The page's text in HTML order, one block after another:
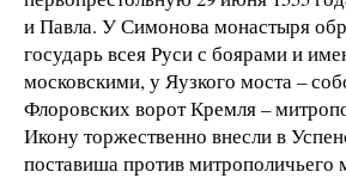
и Павла. У Симонова монастыря
государь всея Руси с боярами и
московскими, у Яузкого моста –
Флоровских ворот Кремля –
Икону торжественно внесли в
поставиша против митрополичьего